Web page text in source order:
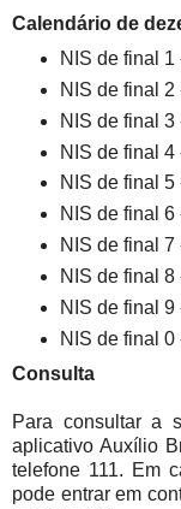
Calendário de
NIS de final 1
NIS de final 2
NIS de final 3
NIS de final 4
NIS de final 5
NIS de final 6
NIS de final 7
NIS de final 8
NIS de final 9
NIS de final 0
Consulta
Para consultar a
aplicativo Auxílio
telefone 111. Em
pode entrar em